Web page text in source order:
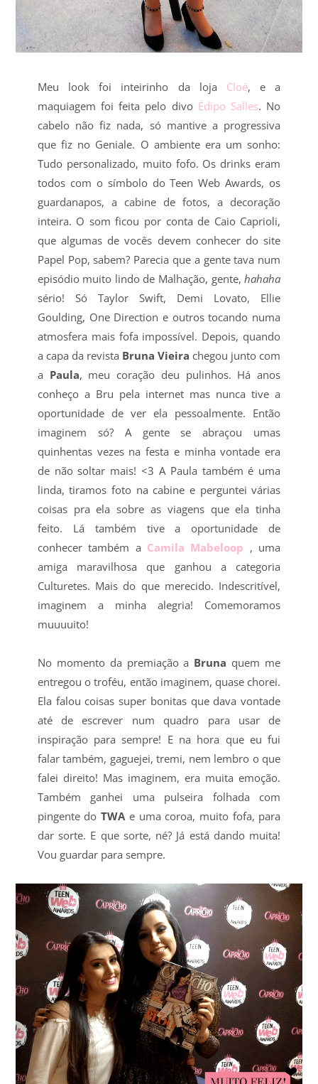
Meu look foi inteirinho da loja Cloé, e a
maquiagem foi feita pelo divo Édipo Salles. No
cabelo não fiz nada, só mantive a progressiva
que fiz no Geniale. O ambiente era um sonho:
Tudo personalizado, muito fofo. Os drinks eram
todos com o símbolo do Teen Web Awards, os
guardanapos, a cabine de fotos, a decoração
inteira. O som ficou por conta de Caio Caprioli,
que algumas de vocês devem conhecer do site
Papel Pop, sabem? Parecia que a gente tava num
episódio muito lindo de Malhação, gente, hahaha
sério! Só Taylor Swift, Demi Lovato, Ellie
Goulding, One Direction e outros tocando numa
atmosfera mais fofa impossível. Depois, quando
a capa da revista Bruna Vieira chegou junto com
a Paula, meu coração deu pulinhos. Há anos
conheço a Bru pela internet mas nunca tive a
oportunidade de ver ela pessoalmente. Então
imaginem só? A gente se abraçou umas
quinhentas vezes na festa e minha vontade era
de não soltar mais! <3 A Paula também é uma
linda, tiramos foto na cabine e perguntei várias
coisas pra ela sobre as viagens que ela tinha
feito. Lá também tive a oportunidade de
conhecer também a Camila Mabeloop , uma
amiga maravilhosa que ganhou a categoria
Culturetes. Mais do que merecido. Indescritível,
imaginem a minha alegria! Comemoramos
muuuuito!
No momento da premiação a Bruna quem me
entregou o troféu, então imaginem, quase chorei.
Ela falou coisas super bonitas que dava vontade
até de escrever num quadro para usar de
inspiração para sempre! E na hora que eu fui
falar também, gaguejei, tremi, nem lembro o que
falei direito! Mas imaginem, era muita emoção.
Também ganhei uma pulseira folhada com
pingente do TWA e uma coroa, muito fofa, para
dar sorte. E que sorte, né? Já está dando muita!
Vou guardar para sempre.